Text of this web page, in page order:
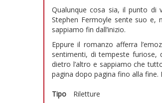
Qualunque cosa sia, il punto di
Stephen Fermoyle sente suo
sappiamo fin dall’inizio.
Eppure il romanzo afferra
sentimenti, di tempeste furiose,
dietro l’altro e sappiamo che
pagina dopo pagina fino alla
Tipo Riletture